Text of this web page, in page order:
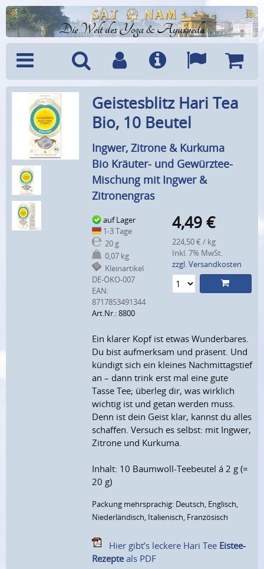
Die Welt des Yoga & Ayurveda
Menü SucheBenutzerkonto
Info Sprachen
Geistesblitz Hari Tea
Bio, 10 Beutel
Ingwer, Zitrone & Kurkuma
Bio Kräuter- und Gewürztee-
Mischung mit Ingwer &
Zitronengras
auf Lager
1-3 Tage
20 g
0,07 kg
Kleinartikel
DE-ÖKO-007
EAN:
8717853491344
Art.Nr.: 8800
4,49 €
224,50 € / kg
Inkl. 7% MwSt.
zzgl. Versandkosten
Ein klarer Kopf ist etwas Wunderbares.
Du bist aufmerksam und präsent. Und
kündigt sich ein kleines Nachmittagstief
an – dann trink erst mal eine gute
Tasse Tee; überleg dir, was wirklich
wichtig ist und getan werden muss.
Denn ist dein Geist klar, kannst du alles
schaffen. Versuch es selbst: mit Ingwer,
Zitrone und Kurkuma.
Inhalt: 10 Baumwoll-Teebeutel á 2 g (=
20 g)
Packung mehrsprachig: Deutsch, Englisch,
Niederländisch, Italienisch, Französisch
Hier gibt’s leckere Hari Tee Eistee-
Rezepteals PDF